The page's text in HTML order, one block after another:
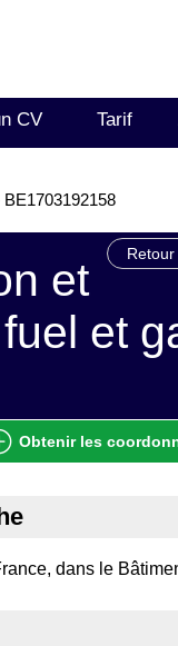
CV Tarif
et
et
Obtenir les
dans le